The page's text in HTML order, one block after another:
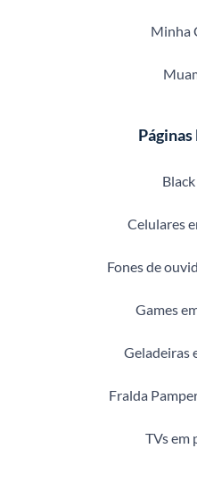
Minha
Celulares
Fones de
Games
Geladeiras
Fralda
TVs em